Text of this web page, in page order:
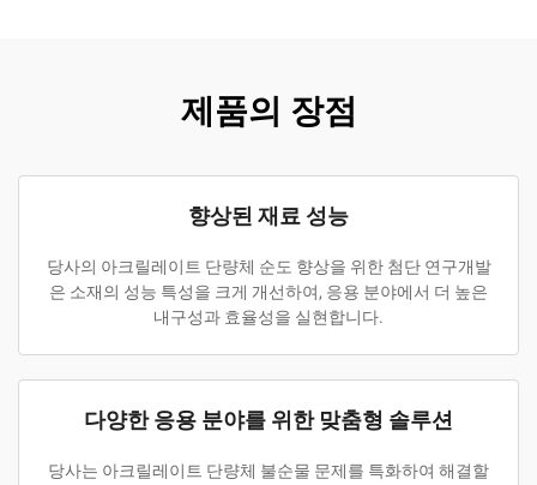
제품의 장점
향상된 재료 성능
당사의 아크릴레이트 단량체 순도 향상을 위한 첨단 연구개발
은 소재의 성능 특성을 크게 개선하여, 응용 분야에서 더 높은
내구성과 효율성을 실현합니다.
다양한 응용 분야를 위한 맞춤형 솔루션
당사는 아크릴레이트 단량체 불순물 문제를 특화하여 해결할